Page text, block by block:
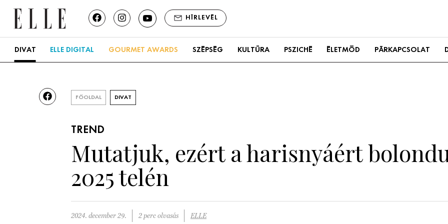
HÍRLEVÉL
DIVAT ELLE DIGITAL GOURMET AWARDS SZÉPSÉG KULTÚRA PSZICHÉ ÉLETMÓD PÁRKAPCSOLAT
FŐOLDAL DIVAT
TREND
Mutatjuk, ezért a harisnyáért
2025 telén
2024. december 29. 2 perc olvasás ELLE